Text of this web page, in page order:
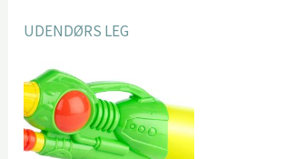
UDENDØRS LEG